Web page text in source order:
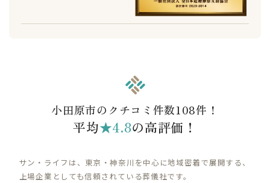
小田原市のクチコミ件数108件！
平均★4.8の高評価！
サン・ライフは、東京・神奈川を中心に地域密着で展開する、
上場企業としても信頼されている葬儀社です。